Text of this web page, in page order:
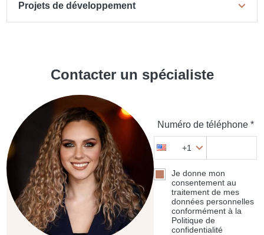
Projets de développement
Contacter un spécialiste
Numéro de téléphone *
+1
Je donne mon
consentement au
traitement de mes
données personnelles
conformément à la
Politique de
confidentialité